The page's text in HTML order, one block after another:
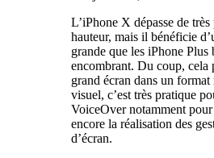
L’iPhone X dépasse de
hauteur, mais il bénéficie
grande que les iPhone Plus
encombrant. Du coup, cela
grand écran dans un format
visuel, c’est très pratique
VoiceOver notamment
encore la réalisation des
d’écran.